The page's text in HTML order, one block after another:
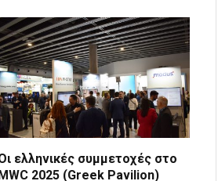
ελληνικές συμμετοχές στο
MWC 2025 (Greek Pavilion)